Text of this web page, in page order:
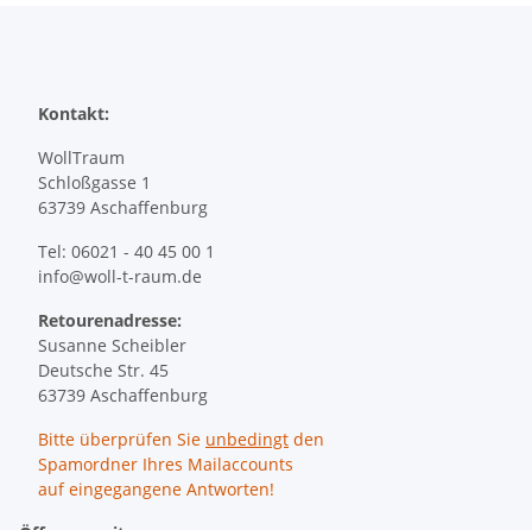
Kontakt:
WollTraum
Schloßgasse 1
63739 Aschaffenburg
Tel: 06021 - 40 45 00 1
info@woll-t-raum.de
Retourenadresse:
Susanne Scheibler
Deutsche Str. 45
63739 Aschaffenburg
Bitte überprüfen Sie unbedingt den
Spamordner Ihres Mailaccounts
auf eingegangene Antworten!